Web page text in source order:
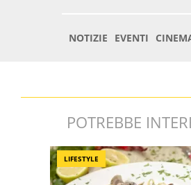
POTREBBE
LIFESTYLE